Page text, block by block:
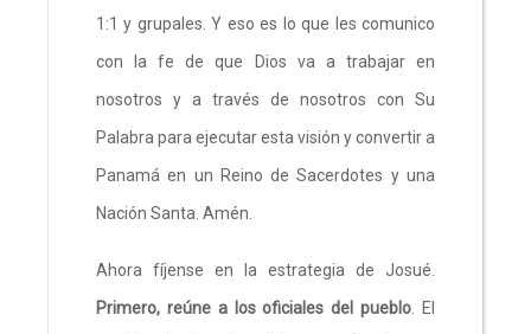
1:1 y grupales. Y eso es lo que les comunico
con la fe de que Dios va a trabajar en
nosotros y a través de nosotros con Su
Palabra para ejecutar esta visión y convertir a
Panamá en un Reino de Sacerdotes y una
Nación Santa. Amén.
Primero, reúne a los oficiales del pueblo . El